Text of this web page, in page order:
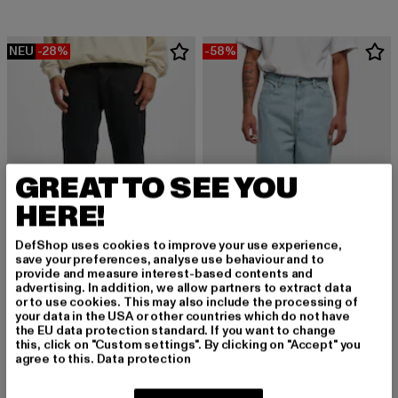
NEU -28%
DEF
Matteo
35,99 EUR
Derzeitiger Preis: 35,99 EUR
49,99 EURAktionspreis: 49,99 EUR
-58%
URBAN CLASSICS
90‘s
21,00 EUR
Derzeitiger Preis: 21,00 EUR
49,99 EUR Aktionspreis:
GREAT TO SEE YOU
HERE!
DefShop uses cookies to improve your use experience,
save your preferences, analyse use behaviour and to
provide and measure interest-based contents and
advertising. In addition, we allow partners to extract data
or to use cookies. This may also include the processing of
your data in the USA or other countries which do not have
the EU data protection standard. If you want to change
this, click on "Custom settings". By clicking on "Accept" you
agree to this. Data protection